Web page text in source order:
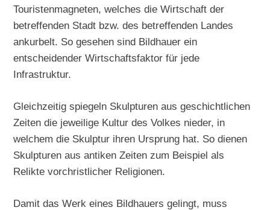
Touristenmagneten, welches die Wirtschaft der
betreffenden Stadt bzw. des betreffenden Landes
ankurbelt. So gesehen sind Bildhauer ein
entscheidender Wirtschaftsfaktor für jede
Infrastruktur.
Gleichzeitig spiegeln Skulpturen aus geschichtlichen
Zeiten die jeweilige Kultur des Volkes nieder, in
welchem die Skulptur ihren Ursprung hat. So dienen
Skulpturen aus antiken Zeiten zum Beispiel als
Relikte vorchristlicher Religionen.
Damit das Werk eines Bildhauers gelingt, muss